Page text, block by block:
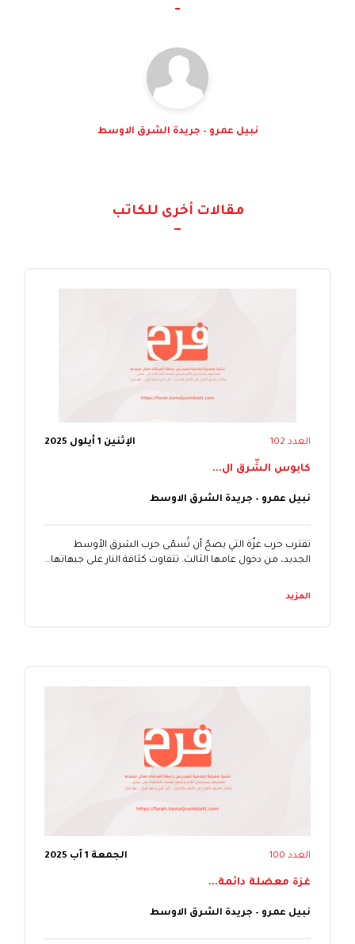
نبيل عمرو – جريدة الشرق الاوسط
مقالات أخرى للكاتب
العدد 102 الإثنين 1 أيلول 2025
كابوس الشّرق ال...
نبيل عمرو – جريدة الشرق الاوسط
تقترب حرب غزّة التي يصحّ أن تُسمّى حرب الشرق الأوسط
الجديد، من دخول عامها الثالث. تتفاوت كثافة النار على جبهاتها…
المزيد
العدد 100 الجمعة 1 آب 2025
غزة معضلة دائمة...
نبيل عمرو – جريدة الشرق الاوسط